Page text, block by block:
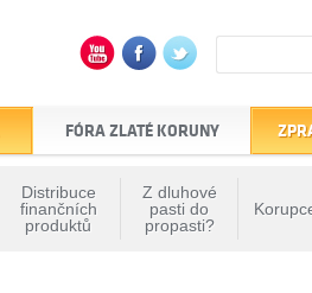
FÓRA ZLATÉ KORUNY
Distribuce
finančních
produktů
Z dluhové
pasti do
propasti?